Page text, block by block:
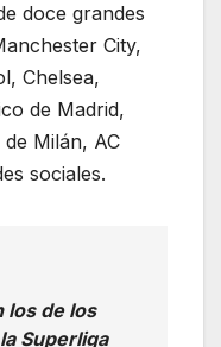
doce grandes
City,
Chelsea,
de Madrid,
Milán, AC
sociales.
los de los
Superliga